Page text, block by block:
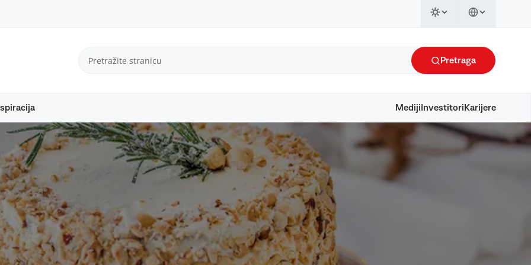
Pretraga
Mediji Investitori Karijere